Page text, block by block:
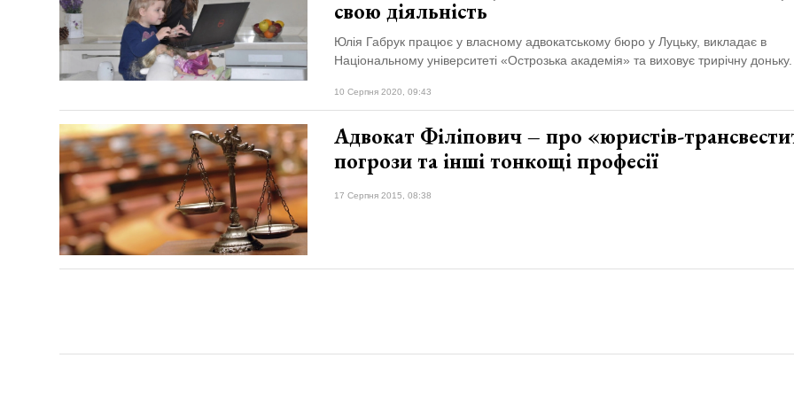
свою діяльність
Юлія Габрук працює у власному адвокатському бюро у Луцьку, викладає в
Національному університеті «Острозька академія» та виховує трирічну доньку.
10 Серпня 2020, 09:43
Адвокат Філіпович – про «юристів-
погрози та інші тонкощі професії
17 Серпня 2015, 08:38